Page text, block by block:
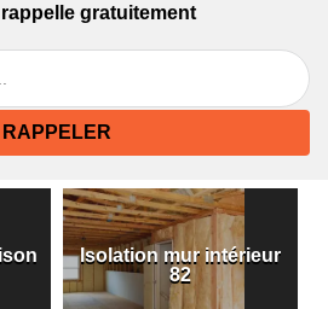
gratuitement
Isolation mur intérieur
82